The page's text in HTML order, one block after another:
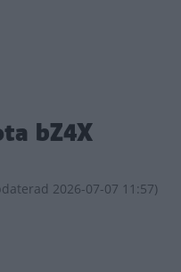
bZ4X
2026-07-07 11:57)